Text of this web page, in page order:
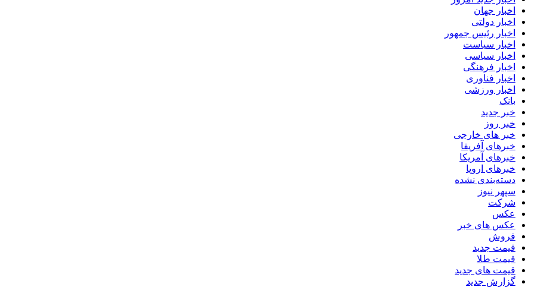
اخبار جهان
اخبار دولتی
اخبار رئیس جمهور
اخبار سیاست
اخبار سیاسی
اخبار فرهنگی
اخبار فناوری
اخبار ورزشی
بانک
خبر جدید
خبر روز
خبر های خارجی
خبرهای آفریقا
خبرهای آمریکا
خبرهای اروپا
دسته‌بندی نشده
سپهر نیوز
شرکت
عکس
عکس های خبر
فروش
قیمت جدید
قیمت طلا
قیمت های جدید
گزارش جدید